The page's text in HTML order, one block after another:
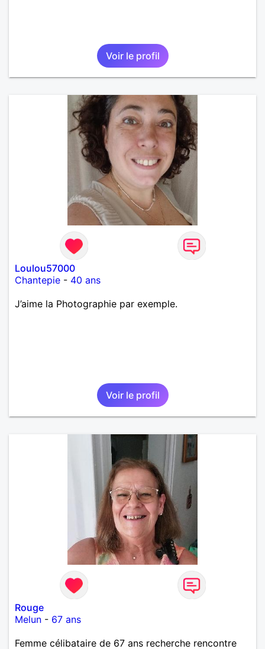
Voir le profil
Loulou57000
Chantepie - 40 ans
J’aime la Photographie par exemple.
Voir le profil
Rouge
Melun - 67 ans
Femme célibataire de 67 ans recherche rencontre